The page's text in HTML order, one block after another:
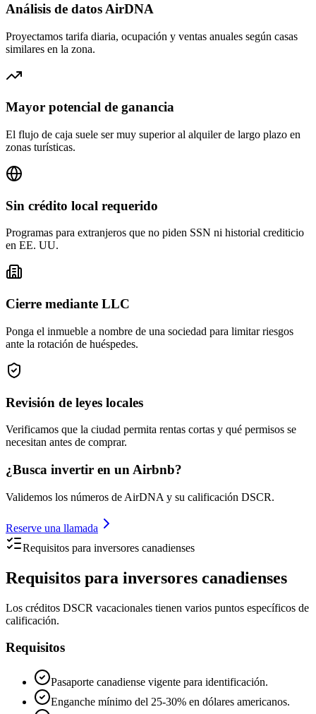
Análisis de datos AirDNA
Proyectamos tarifa diaria, ocupación y ventas anuales según casas
similares en la zona.
Mayor potencial de ganancia
El flujo de caja suele ser muy superior al alquiler de largo plazo en
zonas turísticas.
Sin crédito local requerido
Programas para extranjeros que no piden SSN ni historial crediticio
en EE. UU.
Cierre mediante LLC
Ponga el inmueble a nombre de una sociedad para limitar riesgos
ante la rotación de huéspedes.
Revisión de leyes locales
Verificamos que la ciudad permita rentas cortas y qué permisos se
necesitan antes de comprar.
¿Busca invertir en un Airbnb?
Validemos los números de AirDNA y su calificación DSCR.
Reserve una llamada
Requisitos para inversores canadienses
Requisitos para inversores canadienses
Los créditos DSCR vacacionales tienen varios puntos específicos de
calificación.
Requisitos
Pasaporte canadiense vigente para identificación.
Enganche mínimo del 25-30% en dólares americanos.